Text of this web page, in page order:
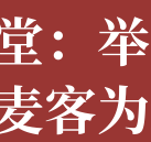
：
客